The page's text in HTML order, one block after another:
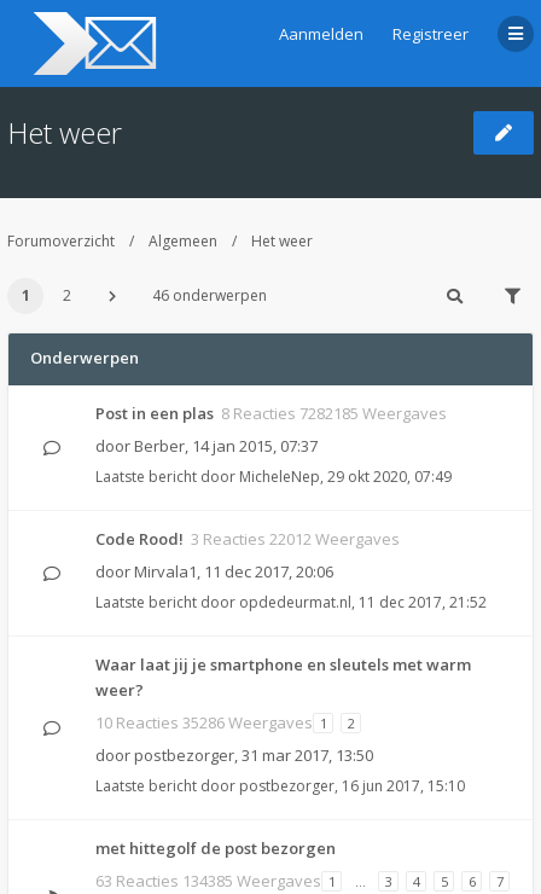
Aanmelden Registreer
Het weer
Forumoverzicht Algemeen Het weer
1 2 46 onderwerpen
Onderwerpen
Post in een plas 8 Reacties 7282185 Weergaves
door Berber, 14 jan 2015, 07:37
Laatste bericht door MicheleNep, 29 okt 2020, 07:49
Code Rood! 3 Reacties 22012 Weergaves
door Mirvala1, 11 dec 2017, 20:06
Laatste bericht door opdedeurmat.nl, 11 dec 2017, 21:52
Waar laat jij je smartphone en sleutels met warm
weer?
10 Reacties 35286 Weergaves 1 2
door postbezorger,31 mar 2017, 13:50
Laatste bericht door postbezorger, 16 jun 2017, 15:10
met hittegolf de post bezorgen
63 Reacties 134385 Weergaves 1 … 3 4 5 6 7